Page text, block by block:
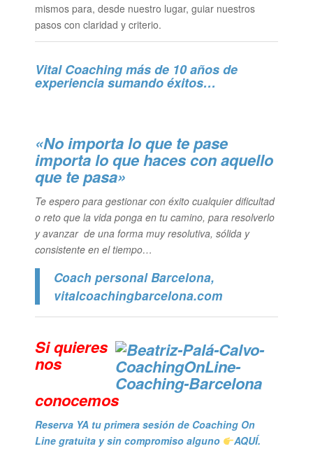
mismos para, desde nuestro lugar, guiar nuestros
pasos con claridad y criterio.
Vital Coaching más de 10 años de
experiencia sumando éxitos…
«No importa lo que te pase
importa lo que haces con aquello
que te pasa»
Te espero para gestionar con éxito cualquier dificultad
o reto que la vida ponga en tu camino, para resolverlo
y avanzar de una forma muy resolutiva, sólida y
consistente en el tiempo…
Coach personal Barcelona,
vitalcoachingbarcelona.com
Si quieres
nos
conocemos
Reserva YA tu primera sesión de Coaching On
Line gratuita y sin compromiso alguno
AQUÍ.